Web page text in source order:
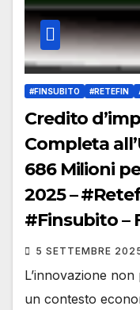
#FINSUBITO #RETEFIN
Credito
Completa
686 Milioni
2025 –
#Finsubito –
#Finsubito –
5 SETTEMBRE
L’innovazione
un contesto